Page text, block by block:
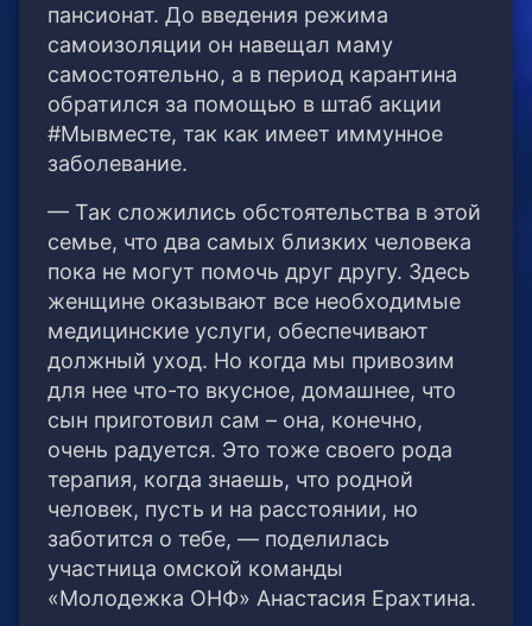
пансионат. До введения режима
самоизоляции он навещал маму
самостоятельно, а в период карантина
обратился за помощью в штаб акции
#Мывместе, так как имеет иммунное
заболевание.
— Так сложились обстоятельства в этой
семье, что два самых близких человека
пока не могут помочь друг другу. Здесь
женщине оказывают все необходимые
медицинские услуги, обеспечивают
должный уход. Но когда мы привозим
для нее что-то вкусное, домашнее, что
сын приготовил сам – она, конечно,
очень радуется. Это тоже своего рода
терапия, когда знаешь, что родной
человек, пусть и на расстоянии, но
заботится о тебе, — поделилась
участница омской команды
«Молодежка ОНФ» Анастасия Ерахтина.